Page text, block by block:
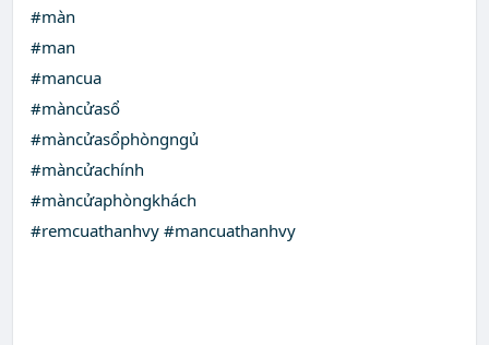
#màn
#man
#mancua
#màncửasổ
#màncửasổphòngngủ
#màncửachính
#màncửaphòngkhách
#remcuathanhvy #mancuathanhvy